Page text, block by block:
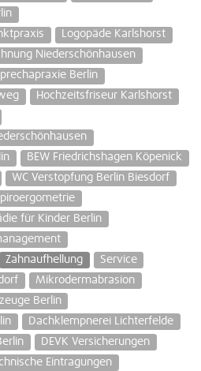
Logopäde Karlshorst
Niederschönhausen
Berlin
Hochzeitsfriseur Karlshorst
BEW Friedrichshagen Köpenick
WC Verstopfung Berlin Biesdorf
für Kinder Berlin
Zahnaufhellung
Service
Mikrodermabrasion
Berlin
Dachklempnerei Lichterfelde
DEVK Versicherungen
Eintragungen